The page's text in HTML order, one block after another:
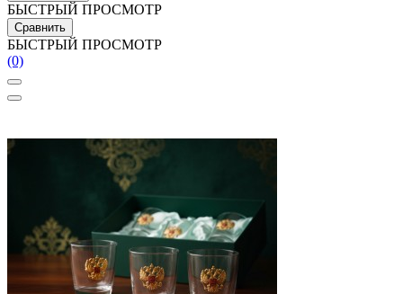
БЫСТРЫЙ ПРОСМОТР
Сравнить
БЫСТРЫЙ ПРОСМОТР
(0)